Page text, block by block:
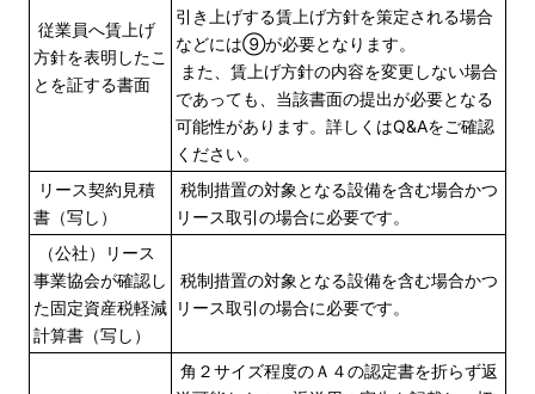
従業員へ賃上げ
方針を表明したこ
とを証する書面
引き上げする賃上げ方針を策定される場合
などには⑨が必要となります。
また、賃上げ方針の内容を変更しない場合
であっても、当該書面の提出が必要となる
可能性があります。詳しくはQ&Aをご確認
ください。
リース契約見積
書（写し）
税制措置の対象となる設備を含む場合かつ
リース取引の場合に必要です。
（公社）リース
事業協会が確認し
た固定資産税軽減
計算書（写し）
税制措置の対象となる設備を含む場合かつ
リース取引の場合に必要です。
角２サイズ程度のＡ４の認定書を折らず返